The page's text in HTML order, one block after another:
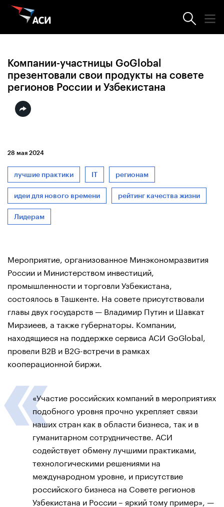
Новости АСИ
Компании-участницы GoGlobal
презентовали свои продукты на совете
регионов России и Узбекистана
28 мая 2024
лучшие практики IT регионам
идеи для нового времени рейтинг качества жизни
Лидерам
Мероприятие, организованное Минэкономразвития
России и Министерством инвестиций,
промышленности и торговли Узбекистана,
состоялось в Ташкенте. На совете присутствовали
главы двух государств — Владимир Путин и Шавкат
Мирзиеев, а также губернаторы. Компании,
находящиеся на поддержке сервиса АСИ GoGlobal,
провели B2B и B2G-встречи в рамках
кооперационной биржи.
«Участие российских компаний в мероприятиях
подобного уровня прочно укрепляет связи
наших стран как в области бизнеса, так и в
гуманитарном сотрудничестве. АСИ
содействует обмену лучшими практиками,
технологическими решениями на
международном уровне, и присутствие
российского бизнеса на Совете регионов
Узбекистана и России – яркий тому пример», —